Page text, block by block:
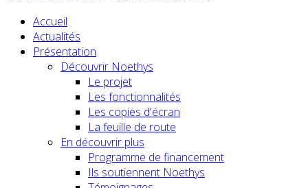
Accueil
Actualités
Présentation
Découvrir Noethys
Le projet
Les fonctionnalités
Les copies d'écran
La feuille de route
En découvrir plus
Programme de financement
Ils soutiennent Noethys